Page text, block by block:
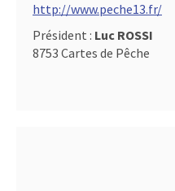
http://www.peche13.fr/
Président : Luc ROSSI
8753 Cartes de Pêche